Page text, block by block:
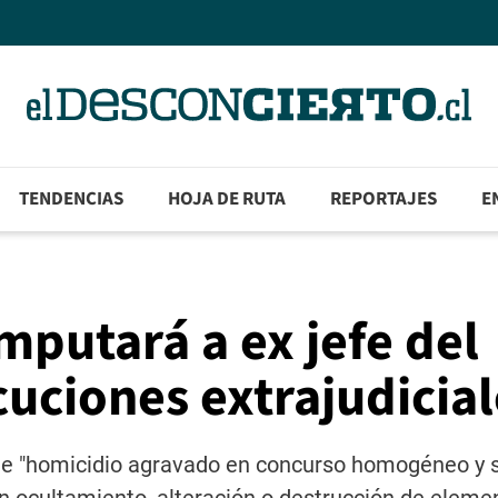
TENDENCIAS HOJA DE RUTA REPORTAJES
a ex jefe del
"homicidio agravado en concurso homogéneo y